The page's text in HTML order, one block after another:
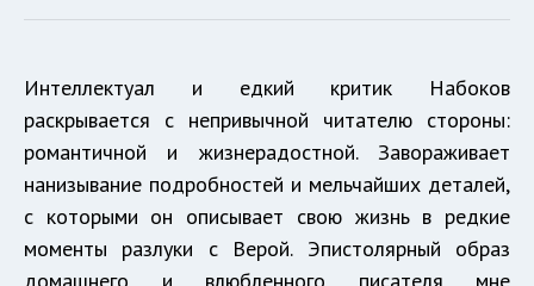
Интеллектуал и едкий критик Набоков
раскрывается с непривычной читателю стороны:
романтичной и жизнерадостной. Завораживает
нанизывание подробностей и мельчайших деталей,
с которыми он описывает свою жизнь в редкие
моменты разлуки с Верой. Эпистолярный образ